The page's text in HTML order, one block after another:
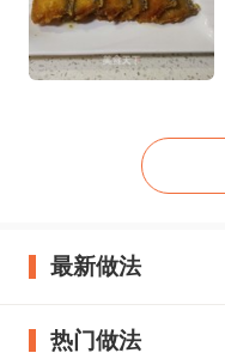
最新做法
热门做法